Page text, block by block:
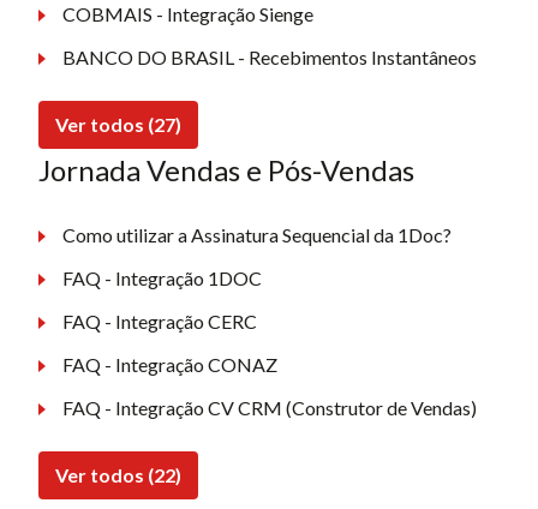
COBMAIS - Integração Sienge
BANCO DO BRASIL - Recebimentos Instantâneos
Ver todos (27)
Jornada Vendas e Pós-Vendas
Como utilizar a Assinatura Sequencial da 1Doc?
FAQ - Integração 1DOC
FAQ - Integração CERC
FAQ - Integração CONAZ
FAQ - Integração CV CRM (Construtor de Vendas)
Ver todos (22)